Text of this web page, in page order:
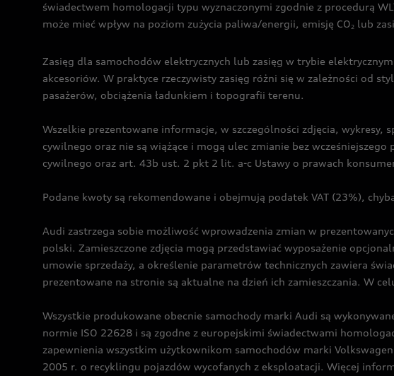
świadectwem homologacji typu wyznaczonymi zgodnie z procedurą
może mieć wpływ na poziom zużycia paliwa/energii, emisję CO2 lub
Zasięg dla samochodów elektrycznych lub zasięg w trybie
akcesoriów. W praktyce rzeczywisty zasięg różni się w zależności od
pasażerów, obciążenia ładunkiem i topografii terenu.
Wszelkie prezentowane informacje, w szczególności zdjęcia,
cywilnego oraz nie są wiążące i mogą ulec zmianie bez
cywilnego oraz art. 43b ust. 2 pkt 2 lit. a-c Ustawy o prawach
Podane kwoty są rekomendowane i obejmują podatek VAT (23%),
Audi zastrzega sobie możliwość wprowadzenia zmian w
polski. Zamieszczone zdjęcia mogą przedstawiać wyposażenie
umowie sprzedaży, a określenie parametrów technicznych zawiera
prezentowane na stronie są aktualne na dzień ich zamieszczania. W
Wszystkie produkowane obecnie samochody marki Audi są
normie ISO 22628 i są zgodne z europejskimi świadectwami
zapewnienia wszystkim użytkownikom samochodów marki
2005 r. o recyklingu pojazdów wycofanych z eksploatacji. Więcej